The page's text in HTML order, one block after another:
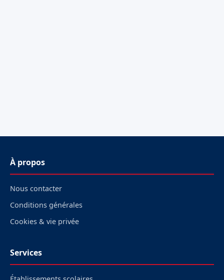
À propos
Nous contacter
Conditions générales
Cookies & vie privée
Services